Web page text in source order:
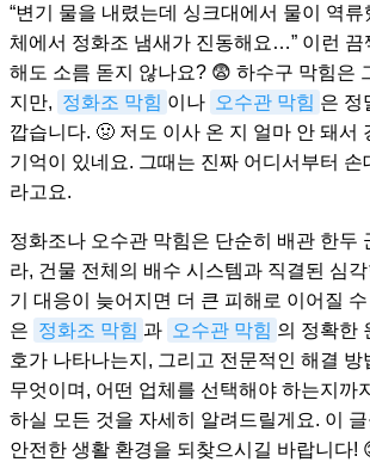
“변기 물을 내렸는데 싱크대에서 물이 역류
체에서 정화조 냄새가 진동해요…” 이런 끔
해도 소름 돋지 않나요? 😨 하수구 막힘은
지만, 정화조 막힘 이나 오수관 막힘 은 정
깝습니다. 🤢 저도 이사 온 지 얼마 안 돼서
기억이 있네요. 그때는 진짜 어디서부터 손
라고요.
정화조나 오수관 막힘은 단순히 배관 한두
라, 건물 전체의 배수 시스템과 직결된 심
기 대응이 늦어지면 더 큰 피해로 이어질
은 정화조 막힘 과 오수관 막힘 의 정확한
호가 나타나는지, 그리고 전문적인 해결 방
무엇이며, 어떤 업체를 선택해야 하는지까
하실 모든 것을 자세히 알려드릴게요. 이
안전한 생활 환경을 되찾으시길 바랍니다!